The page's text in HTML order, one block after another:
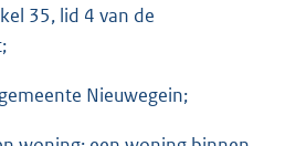
35, lid 4 van de
Nieuwegein;